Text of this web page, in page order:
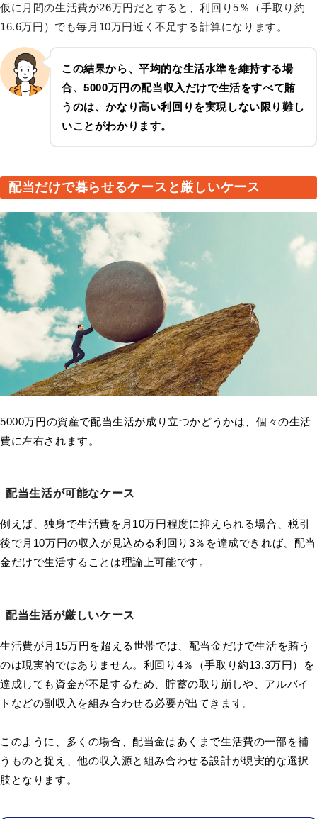
仮に月間の生活費が26万円だとすると、利回り5％（手取り約
16.6万円）でも毎月10万円近く不足する計算になります。
この結果から、平均的な生活水準を維持する場
合、5000万円の配当収入だけで生活をすべて賄
うのは、かなり高い利回りを実現しない限り難し
いことがわかります。
配当だけで暮らせるケースと厳しいケース
5000万円の資産で配当生活が成り立つかどうかは、個々の生活
費に左右されます。
配当生活が可能なケース
例えば、独身で生活費を月10万円程度に抑えられる場合、税引
後で月10万円の収入が見込める利回り3％を達成できれば、配当
金だけで生活することは理論上可能です。
配当生活が厳しいケース
生活費が月15万円を超える世帯では、配当金だけで生活を賄う
のは現実的ではありません。利回り4％（手取り約13.3万円）を
達成しても資金が不足するため、貯蓄の取り崩しや、アルバイ
トなどの副収入を組み合わせる必要が出てきます。
このように、多くの場合、配当金はあくまで生活費の一部を補
うものと捉え、他の収入源と組み合わせる設計が現実的な選択
肢となります。